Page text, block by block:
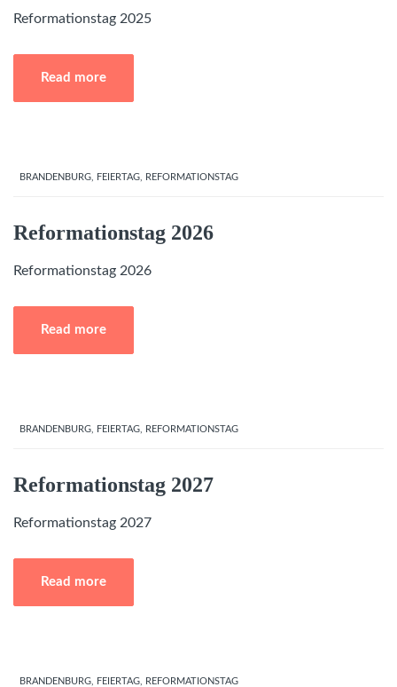
Reformationstag 2025
Read more
BRANDENBURG FEIERTAG REFORMATIONSTAG
Reformationstag 2026
Reformationstag 2026
Read more
BRANDENBURG FEIERTAG REFORMATIONSTAG
Reformationstag 2027
Reformationstag 2027
Read more
BRANDENBURG FEIERTAG REFORMATIONSTAG